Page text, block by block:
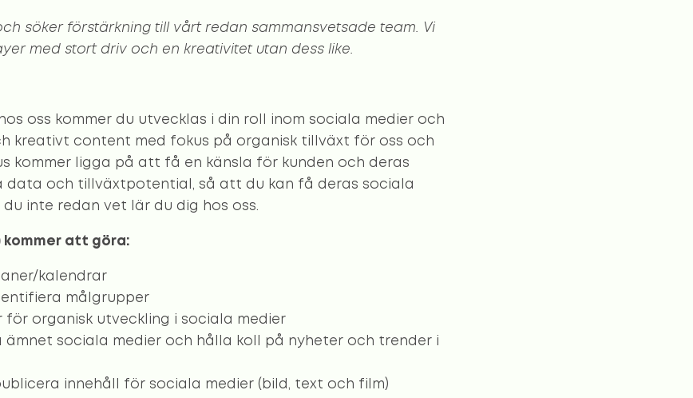
söker förstärkning till vårt redan sammansvetsade team. Vi
med stort driv och en kreativitet utan dess like.
oss kommer du utvecklas i din roll inom sociala medier och
kreativt content med fokus på organisk tillväxt för oss och
kommer ligga på att få en känsla för kunden och deras
data och tillväxtpotential, så att du kan få deras sociala
inte redan vet lär du dig hos oss.
kommer att göra:
kalendrar
målgrupper
för organisk utveckling i sociala medier
ämnet sociala medier och hålla koll på nyheter och trender i
innehåll för sociala medier (bild, text och film)